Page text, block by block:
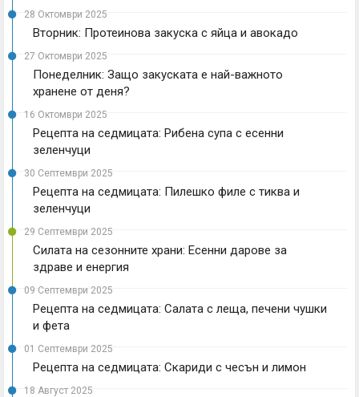
28 Октомври 2025
Вторник: Протеинова закуска с яйца и авокадо
27 Октомври 2025
Понеделник: Защо закуската е най-важното
хранене от деня?
16 Октомври 2025
Рецепта на седмицата: Рибена супа с есенни
зеленчуци
30 Септември 2025
Рецепта на седмицата: Пилешко филе с тиква и
зеленчуци
29 Септември 2025
Силата на сезонните храни: Есенни дарове за
здраве и енергия
09 Септември 2025
Рецепта на седмицата: Салата с леща, печени чушки
и фета
01 Септември 2025
Рецепта на седмицата: Скариди с чесън и лимон
18 Август 2025